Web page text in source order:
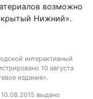
возможно
Нижний».
интерактивный
10 августа
издание».
выдано